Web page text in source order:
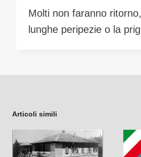
Molti non faranno
lunghe peripezie o la
Articoli simili